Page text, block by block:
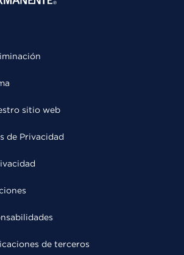
sitio web
de Privacidad
de terceros